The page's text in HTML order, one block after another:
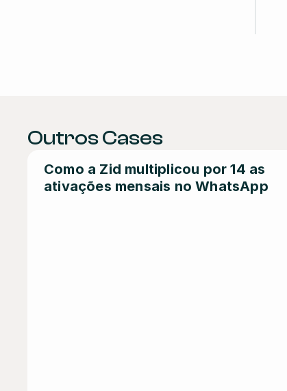
Outros Cases
Como a Zid multiplicou por 14 as
ativações mensais no WhatsApp